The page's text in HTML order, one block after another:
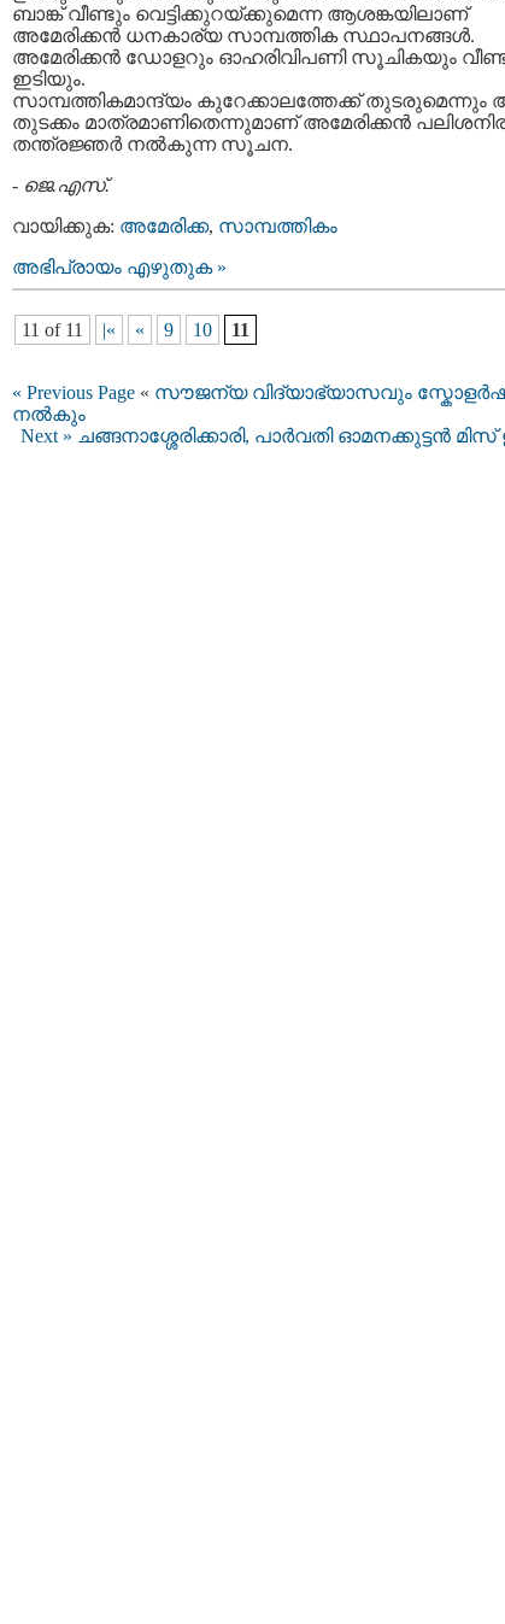
ബാങ്ക്‌ വീണ്ടും വെട്ടിക്കുറയ്‌ക്കുമെന്ന ആശങ്കയിലാണ്‌
അമേരിക്കന്‍ ധനകാര്യ സാമ്പത്തിക സ്ഥാപനങ്ങള്‍.
അമേരിക്കന്‍ ഡോളറും ഓഹരിവിപണി സൂചികയും
ഇടിയും.
സാമ്പത്തികമാന്ദ്യം കുറേക്കാലത്തേക്ക്‌ തുടരുമെന്നും
തുടക്കം മാത്രമാണിതെന്നുമാണ്‌ അമേരിക്കന്‍
തന്ത്രജ്ഞര്‍ നല്‍കുന്ന സൂചന.
- ജെ.എസ്.
വായിക്കുക: അമേരിക്ക, സാമ്പത്തികം
അഭിപ്രായം എഴുതുക »
11 of 11 |« « 9 10 11
« Previous Page « സൗജന്യ വിദ്യാഭ്യാസവും
നല്‍കും
Next » ചങ്ങനാശ്ശേരിക്കാരി, പാര്‍വതി ഓമനക്കുട്ടന്‍